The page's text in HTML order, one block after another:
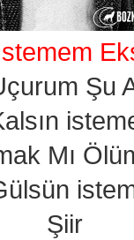
Şu
Mı
Şiir